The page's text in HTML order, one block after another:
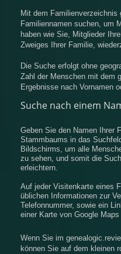
Mit dem
Familiennamen suchen, um
haben wie Sie, Mitglieder
Zweiges Ihrer Familie,
Die Suche erfolgt ohne
Zahl der Menschen mit dem
Ergebnisse nach Vornamen
Suche nach einem
Geben Sie den Namen Ihrer
Stammbaums in das
Bildschirms, um alle
zu sehen, und somit die
erleichtern.
Auf jeder Visitenkarte eines
üblichen Informationen zur
Telefonnummer, sowie ein
einer Karte von Google
Wenn Sie im
können Sie auf dem kleinen